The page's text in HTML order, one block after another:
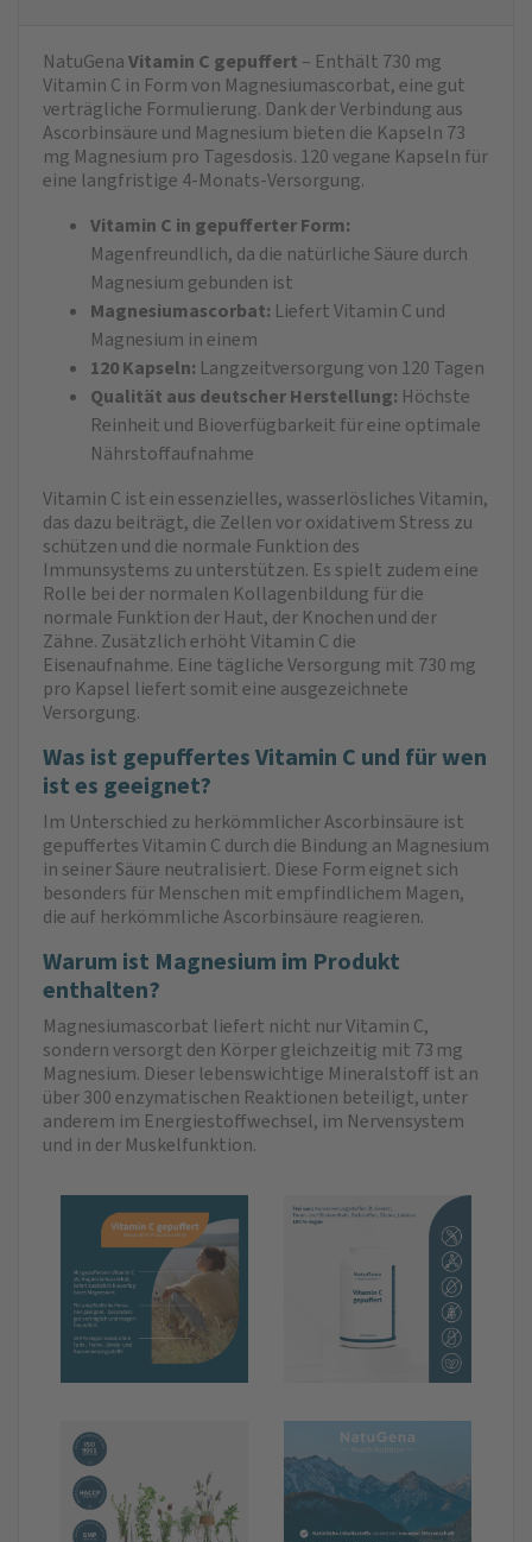
NatuGenaVitamin C gepuffert – Enthält 730 mg
Vitamin C in Form von Magnesiumascorbat, eine gut
verträgliche Formulierung. Dank der Verbindung aus
Ascorbinsäure und Magnesium bieten die Kapseln 73
mg Magnesium pro Tagesdosis. 120 vegane Kapseln für
eine langfristige 4-Monats-Versorgung.
Vitamin C in gepufferter Form:
Magenfreundlich, da die natürliche Säure durch
Magnesium gebunden ist
Magnesiumascorbat: Liefert Vitamin C und
Magnesium in einem
120 Kapseln: Langzeitversorgung von 120 Tagen
Qualität aus deutscher Herstellung: Höchste
Reinheit und Bioverfügbarkeit für eine optimale
Nährstoffaufnahme
Vitamin C ist ein essenzielles, wasserlösliches Vitamin,
das dazu beiträgt, die Zellen vor oxidativem Stress zu
schützen und die normale Funktion des
Immunsystems zu unterstützen. Es spielt zudem eine
Rolle bei der normalen Kollagenbildung für die
normale Funktion der Haut, der Knochen und der
Zähne. Zusätzlich erhöht Vitamin C die
Eisenaufnahme. Eine tägliche Versorgung mit 730 mg
pro Kapsel liefert somit eine ausgezeichnete
Versorgung.
Was ist gepuffertes Vitamin C und für wen
ist es geeignet?
Im Unterschied zu herkömmlicher Ascorbinsäure ist
gepuffertes Vitamin C durch die Bindung an Magnesium
in seiner Säure neutralisiert. Diese Form eignet sich
besonders für Menschen mit empfindlichem Magen,
die auf herkömmliche Ascorbinsäure reagieren.
Warum ist Magnesium im Produkt
enthalten?
Magnesiumascorbat liefert nicht nur Vitamin C,
sondern versorgt den Körper gleichzeitig mit 73 mg
Magnesium. Dieser lebenswichtige Mineralstoff ist an
über 300 enzymatischen Reaktionen beteiligt, unter
anderem im Energiestoffwechsel, im Nervensystem
und in der Muskelfunktion.